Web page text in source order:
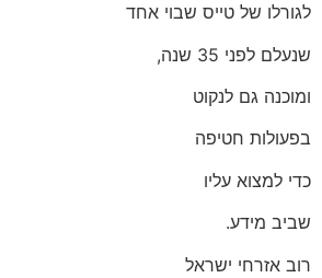
לגורלו של טייס שבוי אחד
שנעלם לפני 35 שנה,
ומוכנה גם לנקוט
בפעולות חטיפה
כדי למצוא עליו
שביב מידע.
רוב אזרחי ישראל